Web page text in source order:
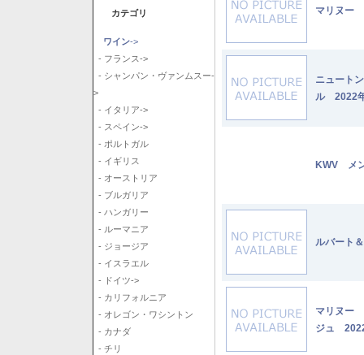
カテゴリ
ワイン->
- フランス->
- シャンパン・ヴァンムスー-
>
- イタリア->
- スペイン->
- ポルトガル
- イギリス
- オーストリア
- ブルガリア
- ハンガリー
- ルーマニア
- ジョージア
- イスラエル
- ドイツ->
- カリフォルニア
- オレゴン・ワシントン
- カナダ
- チリ
マリヌー
ニュート
ル 2022
KWV メ
ルバート
マリヌー
ジュ